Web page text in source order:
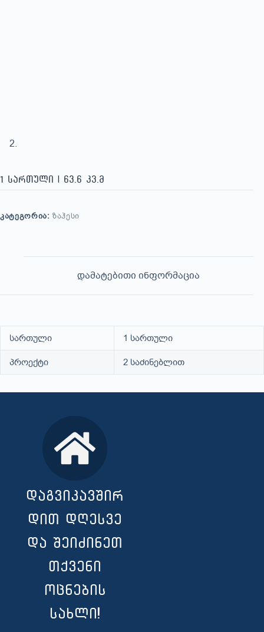
1 სართული | 63.6 კვ.მ
ᲙᲐᲢᲔᲒᲝᲠᲘᲐ:ᲖᲐᲰᲔᲡᲘ
დამატებითი ინფორმაცია
სართული 1 სართული
პროექტი 2 საძინებლით
დაგვიკავშირ
დით დღესვე
და შეიძინეთ
თქვენი
ოცნების
სახლი!